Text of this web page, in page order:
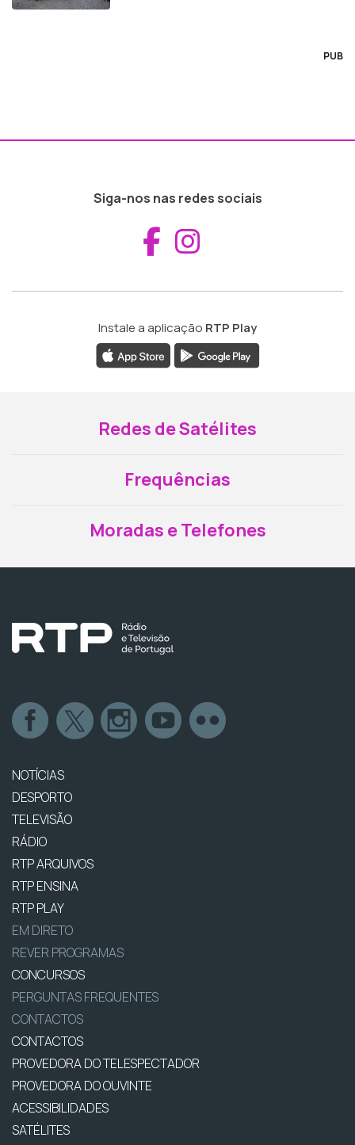
PUB
Siga-nos nas redes sociais
Aceder ao
Instale a aplicação RTP Play
Redes de Satélites
Frequências
Moradas e Telefones
NOTÍCIAS
DESPORTO
TELEVISÃO
RÁDIO
RTP ARQUIVOS
RTP ENSINA
RTP PLAY
EM DIRETO
REVER PROGRAMAS
CONCURSOS
PERGUNTAS FREQUENTES
CONTACTOS
CONTACTOS
PROVEDORA DO TELESPECTADOR
PROVEDORA DO OUVINTE
ACESSIBILIDADES
SATÉLITES